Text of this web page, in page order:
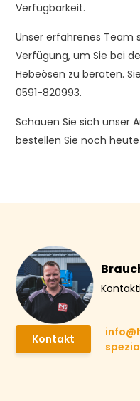
Verfügbarkeit.
Unser erfahrenes Team
Verfügung, um Sie bei
Hebeösen zu beraten.
0591-820993.
Schauen Sie sich unser
bestellen Sie noch
Kontakt